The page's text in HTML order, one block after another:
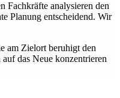
Fachkräfte analysieren den
Planung entscheidend. Wir
am Zielort beruhigt den
das Neue konzentrieren